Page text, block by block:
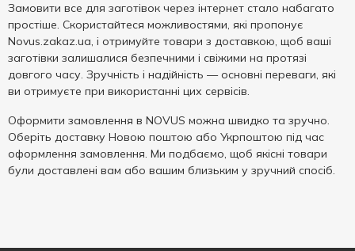
Замовити все для заготівок через інтернет стало набагато
простіше. Скористайтеся можливостями, які пропонує
Novus.zakaz.ua, і отримуйте товари з доставкою, щоб ваші
заготівки залишалися безпечними і свіжими на протязі
довгого часу. Зручність і надійність — основні переваги, які
ви отримуєте при використанні цих сервісів.
Оформити замовлення в NOVUS можна швидко та зручно.
Оберіть доставку Новою поштою або Укрпоштою під час
оформлення замовлення. Ми подбаємо, щоб якісні товари
були доставлені вам або вашим близьким у зручний спосіб.